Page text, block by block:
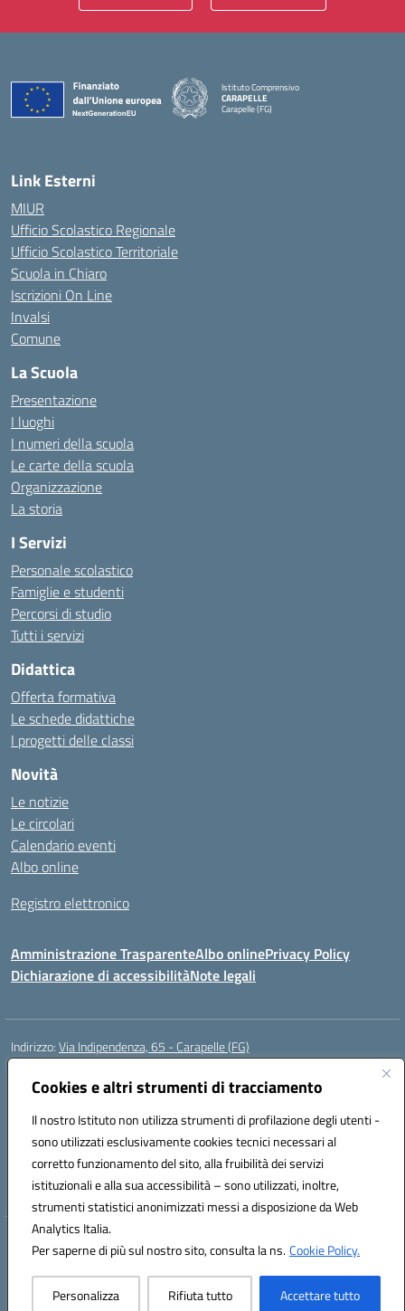
Cookies e altri strumenti di tracciamento
Il nostro Istituto non utilizza strumenti di profilazione degli utenti -
sono utilizzati esclusivamente cookies tecnici necessari al
corretto funzionamento del sito, alla fruibilità dei servizi
istituzionali e alla sua accessibilità – sono utilizzati, inoltre,
strumenti statistici anonimizzati messi a disposizione da Web
Analytics Italia.
Per saperne di più sul nostro sito, consulta la ns.Cookie Policy.
Personalizza Rifiuta tutto Accettare tutto
Istituto Comprensivo
CARAPELLE
Carapelle (FG)
— Visita la pagina iniziale della scuola
Link Esterni
MIUR
Ufficio Scolastico Regionale
Ufficio Scolastico Territoriale
Scuola in Chiaro
Iscrizioni On Line
Invalsi
Comune
La Scuola
Presentazione
I luoghi
I numeri della scuola
Le carte della scuola
Organizzazione
La storia
I Servizi
Personale scolastico
Famiglie e studenti
Percorsi di studio
Tutti i servizi
Didattica
Offerta formativa
Le schede didattiche
I progetti delle classi
Novità
Le notizie
Le circolari
Calendario eventi
Albo online
Registro elettronico
Amministrazione TrasparenteAlbo onlinePrivacy Policy
Dichiarazione di accessibilitàNote legali
Indirizzo:Via Indipendenza, 65 - Carapelle (FG)
Centralino:
Posta elettronica certificata (PEC):fgic822001@pec.istruzione.it
Codice fiscale: 90015720718
Codice meccanografico:FGIC822001
Codice Indice delle Pubbliche Amministrazioni (IPA): istsc_fgic822001
Codice unico di fatturazione (CUF): UFSLF2
Hosting & Powered by 3D Solution S.r.l.
Concept & Design by Designers Italia